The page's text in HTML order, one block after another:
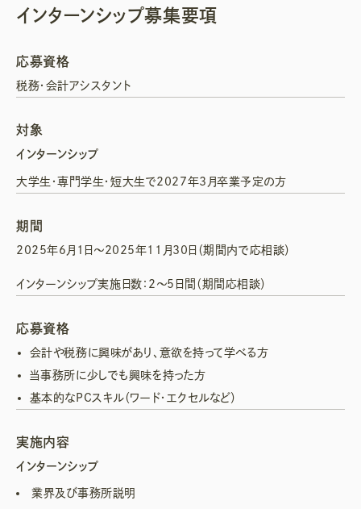
インターンシップ募集要項
応募資格
税務・会計アシスタント
対象
インターンシップ
大学生・専門学生・短大生で2027年3月卒業予定の方
期間
2025年6月1日～2025年11月30日（期間内で応相談）
インターンシップ実施日数：2〜5日間（期間応相談）
応募資格
会計や税務に興味があり、意欲を持って学べる方
当事務所に少しでも興味を持った方
基本的なPCスキル（ワード・エクセルなど）
実施内容
インターンシップ
業界及び事務所説明